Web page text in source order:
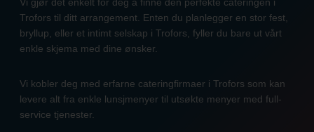
Trofors til ditt arrangement. Enten du planlegger en stor fest,
bryllup, eller et intimt selskap i Trofors, fyller du bare ut vårt
enkle skjema med dine ønsker.
Vi kobler deg med erfarne cateringfirmaer i Trofors som kan
levere alt fra enkle lunsjmenyer til utsøkte menyer med full-
service tjenester.